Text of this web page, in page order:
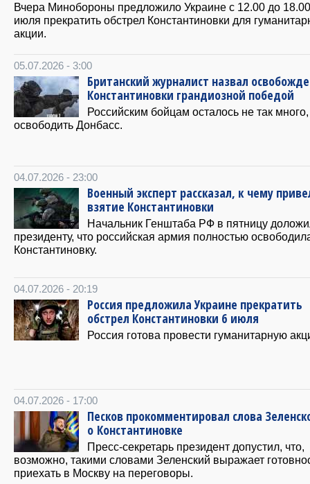
Вчера Минобороны предложило Украине с 12.00 до
июля прекратить обстрел Константиновки для
акции.
05.07.2026 - 3:00
Британский журналист назвал
Константиновки грандиозной победой
Российским бойцам осталось не так
освободить Донбасс.
04.07.2026 - 23:00
Военный эксперт рассказал, к чему
взятие Константиновки
Начальник Генштаба РФ в пятницу
президенту, что российская армия полностью
Константиновку.
04.07.2026 - 20:19
Россия предложила Украине прекратить
обстрел Константиновки 6 июля
Россия готова провести гуманитарную
04.07.2026 - 17:00
Песков прокомментировал слова
о Константиновке
Пресс-секретарь президент допустил, что,
возможно, такими словами Зеленский выражает
приехать в Москву на переговоры.